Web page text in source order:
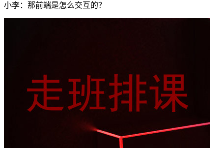
小李：那前端是怎么交互的？